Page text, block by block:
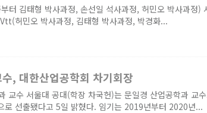
터 김태형 박사과정, 손선일 석사과정, 허민오 박사과정)
허민오 박사과정, 김태형 박사과정, 박경화...
, 대한산업공학회 차기회장
교수 서울대 공대(학장 차국헌)는 문일경 산업공학과 교
로 선출됐다고 5일 밝혔다. 임기는 2019년부터 2020년...